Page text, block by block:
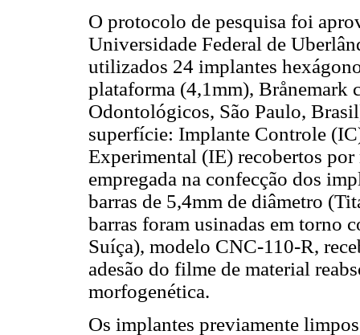
O protocolo de pesquisa foi
Universidade Federal de
utilizados 24 implantes
plataforma (4,1mm), Brånemark
Odontológicos, São Paulo,
superfície: Implante Controle
Experimental (IE) recobertos
empregada na confecção dos
barras de 5,4mm de diâmetro
barras foram usinadas em torno
Suíça), modelo CNC-110-R,
adesão do filme de material
morfogenética.
Os implantes previamente